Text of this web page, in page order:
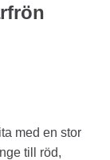
med en stor
till röd,